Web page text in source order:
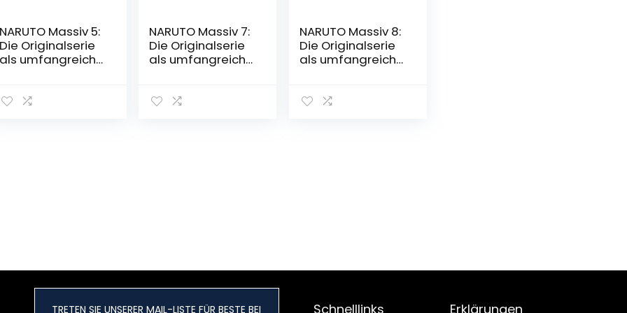
NARUTO Massiv 5:
Die Originalserie
als umfangreiche
Taschenbuch –
NARUTO Massiv 7:
Die Originalserie
als umfangreiche
Taschenbuch –
NARUTO Massiv 8:
Die Originalserie
als umfangreiche
Taschenbuch –
TRETEN SIE UNSERER MAIL-LISTE FÜR BESTE BEI Schnelllinks Erklärungen